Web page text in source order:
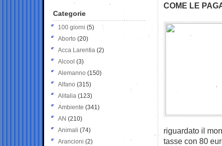
COME LE
riguardato il
tasse con 80
Categorie
100 giorni (5)
Aborto (20)
Acca Larentia (2)
Alcool (3)
Alemanno (150)
Alfano (315)
Alitalia (123)
Ambiente (341)
AN (210)
Animali (74)
Arancioni (2)